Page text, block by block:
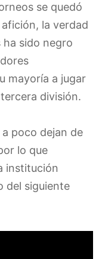
se quedó
la verdad
ha sido negro
mayoría a jugar
división.
poco dejan de
lo que
institución
del siguiente